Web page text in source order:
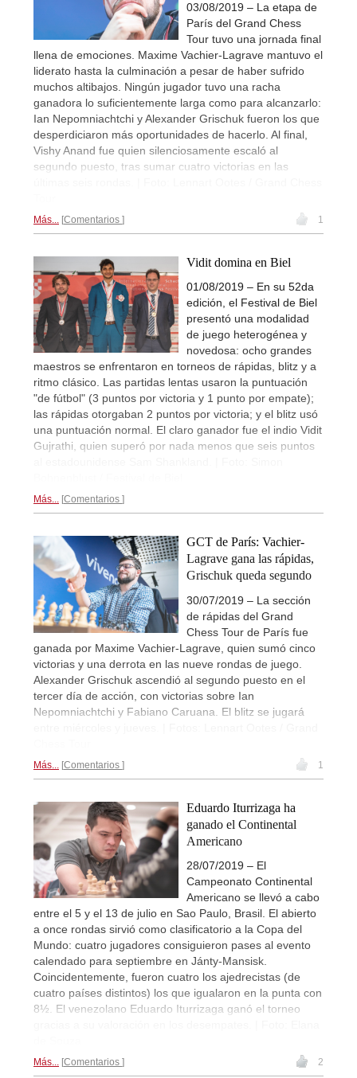
03/08/2019 – La etapa de
París del Grand Chess
Tour tuvo una jornada final
llena de emociones. Maxime Vachier-Lagrave mantuvo el
liderato hasta la culminación a pesar de haber sufrido
muchos altibajos. Ningún jugador tuvo una racha
ganadora lo suficientemente larga como para alcanzarlo:
Ian Nepomniachtchi y Alexander Grischuk fueron los que
desperdiciaron más oportunidades de hacerlo. Al final,
Vishy Anand fue quien silenciosamente escaló al
segundo puesto, tras sumar cuatro victorias en las
Más... Comentarios 1
Vidit domina en Biel
01/08/2019 – En su 52da
edición, el Festival de Biel
presentó una modalidad
de juego heterogénea y
novedosa: ocho grandes
maestros se enfrentaron en torneos de rápidas, blitz y a
ritmo clásico. Las partidas lentas usaron la puntuación
"de fútbol" (3 puntos por victoria y 1 punto por empate);
las rápidas otorgaban 2 puntos por victoria; y el blitz usó
una puntuación normal. El claro ganador fue el indio Vidit
Gujrathi, quien superó por nada menos que seis puntos
Más... Comentarios
GCT de París: Vachier-
Lagrave gana las rápidas,
Grischuk queda segundo
30/07/2019 – La sección
de rápidas del Grand
Chess Tour de París fue
ganada por Maxime Vachier-Lagrave, quien sumó cinco
victorias y una derrota en las nueve rondas de juego.
Alexander Grischuk ascendió al segundo puesto en el
tercer día de acción, con victorias sobre Ian
Nepomniachtchi y Fabiano Caruana. El blitz se jugará
Más... Comentarios 1
Eduardo Iturrizaga ha
ganado el Continental
Americano
28/07/2019 – El
Campeonato Continental
Americano se llevó a cabo
entre el 5 y el 13 de julio en Sao Paulo, Brasil. El abierto
a once rondas sirvió como clasificatorio a la Copa del
Mundo: cuatro jugadores consiguieron pases al evento
calendado para septiembre en Jánty-Mansisk.
Coincidentemente, fueron cuatro los ajedrecistas (de
cuatro países distintos) los que igualaron en la punta con
8½. El venezolano Eduardo Iturrizaga ganó el torneo
Más... Comentarios 2